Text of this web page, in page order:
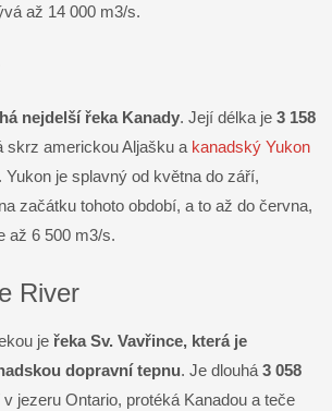
až 14 000 m3/s.
nejdelší řeka Kanady. Její délka je 3 158
skrz americkou Aljašku a kanadský Yukon
Yukon je splavný od května do září,
začátku tohoto období, a to až do června,
až 6 500 m3/s.
River
je řeka Sv. Vavřince, která je
dopravní tepnu. Je dlouhá 3 058
v jezeru Ontario, protéká Kanadou a teče